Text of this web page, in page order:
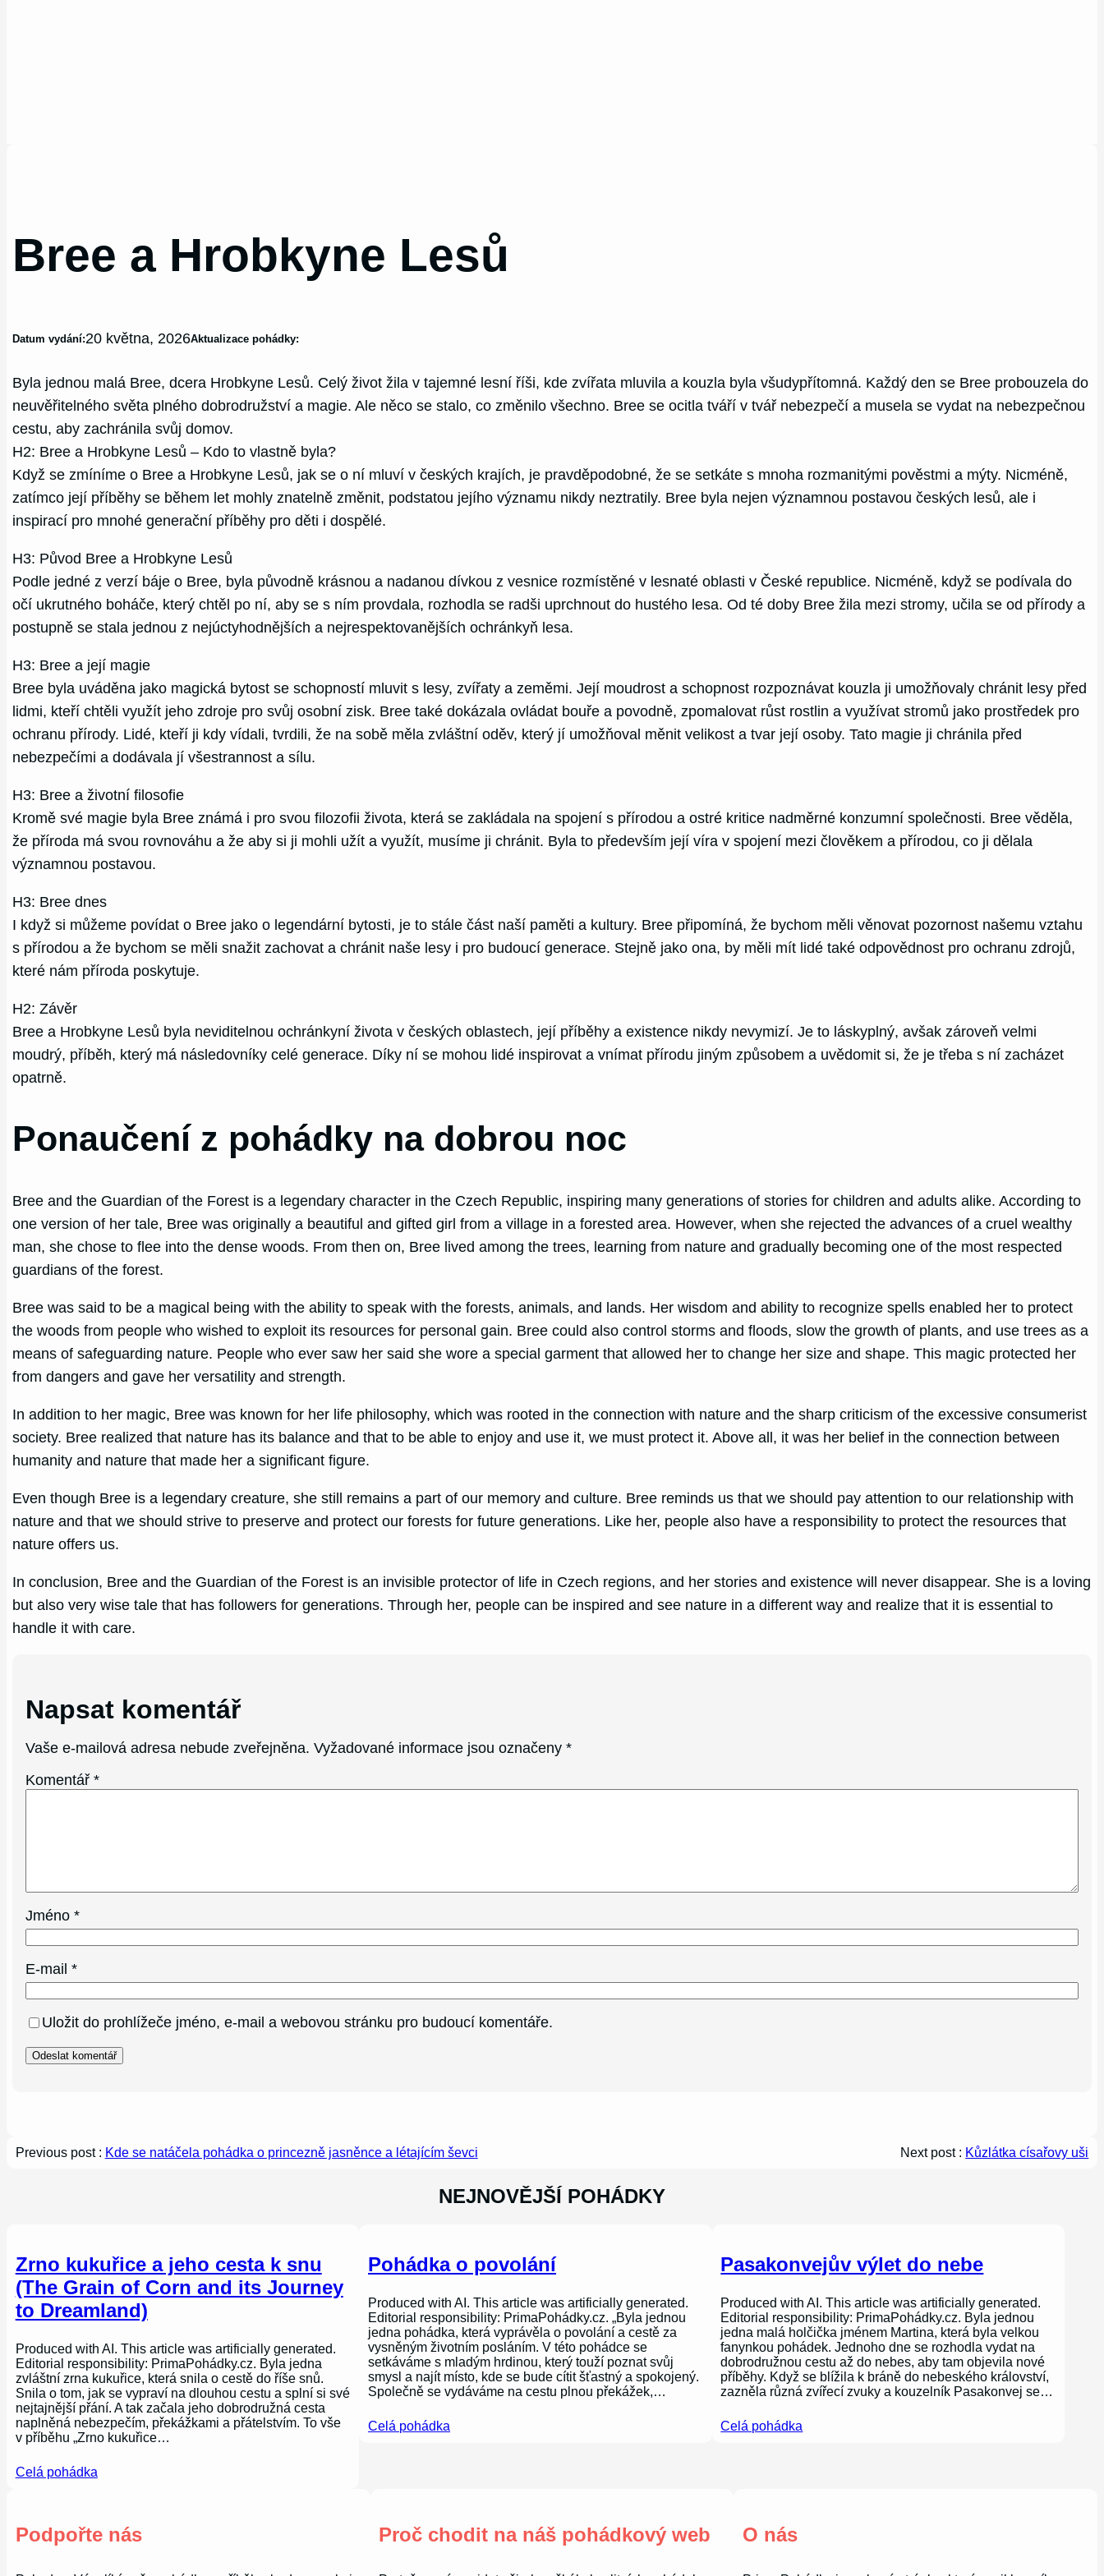
Bree a Hrobkyne Lesů
Datum vydání:20 května, 2026Aktualizace pohádky:
Byla jednou malá Bree, dcera Hrobkyne Lesů. Celý život žila v tajemné lesní říši, kde zvířata mluvila a kouzla byla všudypřítomná. Každý den se Bree probouzela do
neuvěřitelného světa plného dobrodružství a magie. Ale něco se stalo, co změnilo všechno. Bree se ocitla tváří v tvář nebezpečí a musela se vydat na nebezpečnou
cestu, aby zachránila svůj domov.
H2: Bree a Hrobkyne Lesů – Kdo to vlastně byla?
Když se zmíníme o Bree a Hrobkyne Lesů, jak se o ní mluví v českých krajích, je pravděpodobné, že se setkáte s mnoha rozmanitými pověstmi a mýty. Nicméně,
zatímco její příběhy se během let mohly znatelně změnit, podstatou jejího významu nikdy neztratily. Bree byla nejen významnou postavou českých lesů, ale i
inspirací pro mnohé generační příběhy pro děti i dospělé.
H3: Původ Bree a Hrobkyne Lesů
Podle jedné z verzí báje o Bree, byla původně krásnou a nadanou dívkou z vesnice rozmístěné v lesnaté oblasti v České republice. Nicméně, když se podívala do
očí ukrutného boháče, který chtěl po ní, aby se s ním provdala, rozhodla se radši uprchnout do hustého lesa. Od té doby Bree žila mezi stromy, učila se od přírody a
postupně se stala jednou z nejúctyhodnějších a nejrespektovanějších ochránkyň lesa.
H3: Bree a její magie
Bree byla uváděna jako magická bytost se schopností mluvit s lesy, zvířaty a zeměmi. Její moudrost a schopnost rozpoznávat kouzla ji umožňovaly chránit lesy před
lidmi, kteří chtěli využít jeho zdroje pro svůj osobní zisk. Bree také dokázala ovládat bouře a povodně, zpomalovat růst rostlin a využívat stromů jako prostředek pro
ochranu přírody. Lidé, kteří ji kdy vídali, tvrdili, že na sobě měla zvláštní oděv, který jí umožňoval měnit velikost a tvar její osoby. Tato magie ji chránila před
nebezpečími a dodávala jí všestrannost a sílu.
H3: Bree a životní filosofie
Kromě své magie byla Bree známá i pro svou filozofii života, která se zakládala na spojení s přírodou a ostré kritice nadměrné konzumní společnosti. Bree věděla,
že příroda má svou rovnováhu a že aby si ji mohli užít a využít, musíme ji chránit. Byla to především její víra v spojení mezi člověkem a přírodou, co ji dělala
významnou postavou.
H3: Bree dnes
I když si můžeme povídat o Bree jako o legendární bytosti, je to stále část naší paměti a kultury. Bree připomíná, že bychom měli věnovat pozornost našemu vztahu
s přírodou a že bychom se měli snažit zachovat a chránit naše lesy i pro budoucí generace. Stejně jako ona, by měli mít lidé také odpovědnost pro ochranu zdrojů,
které nám příroda poskytuje.
H2: Závěr
Bree a Hrobkyne Lesů byla neviditelnou ochránkyní života v českých oblastech, její příběhy a existence nikdy nevymizí. Je to láskyplný, avšak zároveň velmi
moudrý, příběh, který má následovníky celé generace. Díky ní se mohou lidé inspirovat a vnímat přírodu jiným způsobem a uvědomit si, že je třeba s ní zacházet
opatrně.
Ponaučení z pohádky na dobrou noc
Bree and the Guardian of the Forest is a legendary character in the Czech Republic, inspiring many generations of stories for children and adults alike. According to
one version of her tale, Bree was originally a beautiful and gifted girl from a village in a forested area. However, when she rejected the advances of a cruel wealthy
man, she chose to flee into the dense woods. From then on, Bree lived among the trees, learning from nature and gradually becoming one of the most respected
guardians of the forest.
Bree was said to be a magical being with the ability to speak with the forests, animals, and lands. Her wisdom and ability to recognize spells enabled her to protect
the woods from people who wished to exploit its resources for personal gain. Bree could also control storms and floods, slow the growth of plants, and use trees as a
means of safeguarding nature. People who ever saw her said she wore a special garment that allowed her to change her size and shape. This magic protected her
from dangers and gave her versatility and strength.
In addition to her magic, Bree was known for her life philosophy, which was rooted in the connection with nature and the sharp criticism of the excessive consumerist
society. Bree realized that nature has its balance and that to be able to enjoy and use it, we must protect it. Above all, it was her belief in the connection between
humanity and nature that made her a significant figure.
Even though Bree is a legendary creature, she still remains a part of our memory and culture. Bree reminds us that we should pay attention to our relationship with
nature and that we should strive to preserve and protect our forests for future generations. Like her, people also have a responsibility to protect the resources that
nature offers us.
In conclusion, Bree and the Guardian of the Forest is an invisible protector of life in Czech regions, and her stories and existence will never disappear. She is a loving
but also very wise tale that has followers for generations. Through her, people can be inspired and see nature in a different way and realize that it is essential to
handle it with care.
Napsat komentář
Vaše e-mailová adresa nebude zveřejněna. Vyžadované informace jsou označeny*
Komentář*
Jméno*
E-mail*
Uložit do prohlížeče jméno, e-mail a webovou stránku pro budoucí komentáře.
Previous post : Kde se natáčela pohádka o princezně jasněnce a létajícím ševci Next post : Kůzlátka císařovy uši
NEJNOVĚJŠÍ POHÁDKY
Zrno kukuřice a jeho cesta k snu
(The Grain of Corn and its Journey
to Dreamland)
Produced with AI. This article was artificially generated.
Editorial responsibility: PrimaPohádky.cz. Byla jedna
zvláštní zrna kukuřice, která snila o cestě do říše snů.
Snila o tom, jak se vypraví na dlouhou cestu a splní si své
nejtajnější přání. A tak začala jeho dobrodružná cesta
naplněná nebezpečím, překážkami a přátelstvím. To vše
v příběhu „Zrno kukuřice…
Celá pohádka
Pohádka o povolání
Produced with AI. This article was artificially generated.
Editorial responsibility: PrimaPohádky.cz. „Byla jednou
jedna pohádka, která vyprávěla o povolání a cestě za
vysněným životním posláním. V této pohádce se
setkáváme s mladým hrdinou, který touží poznat svůj
smysl a najít místo, kde se bude cítit šťastný a spokojený.
Společně se vydáváme na cestu plnou překážek,…
Celá pohádka
Pasakonvejův výlet do nebe
Produced with AI. This article was artificially generated.
Editorial responsibility: PrimaPohádky.cz. Byla jednou
jedna malá holčička jménem Martina, která byla velkou
fanynkou pohádek. Jednoho dne se rozhodla vydat na
dobrodružnou cestu až do nebes, aby tam objevila nové
příběhy. Když se blížila k bráně do nebeského království,
zazněla různá zvířecí zvuky a kouzelník Pasakonvej se…
Celá pohádka
Podpořte nás Proč chodit na náš pohádkový web O nás